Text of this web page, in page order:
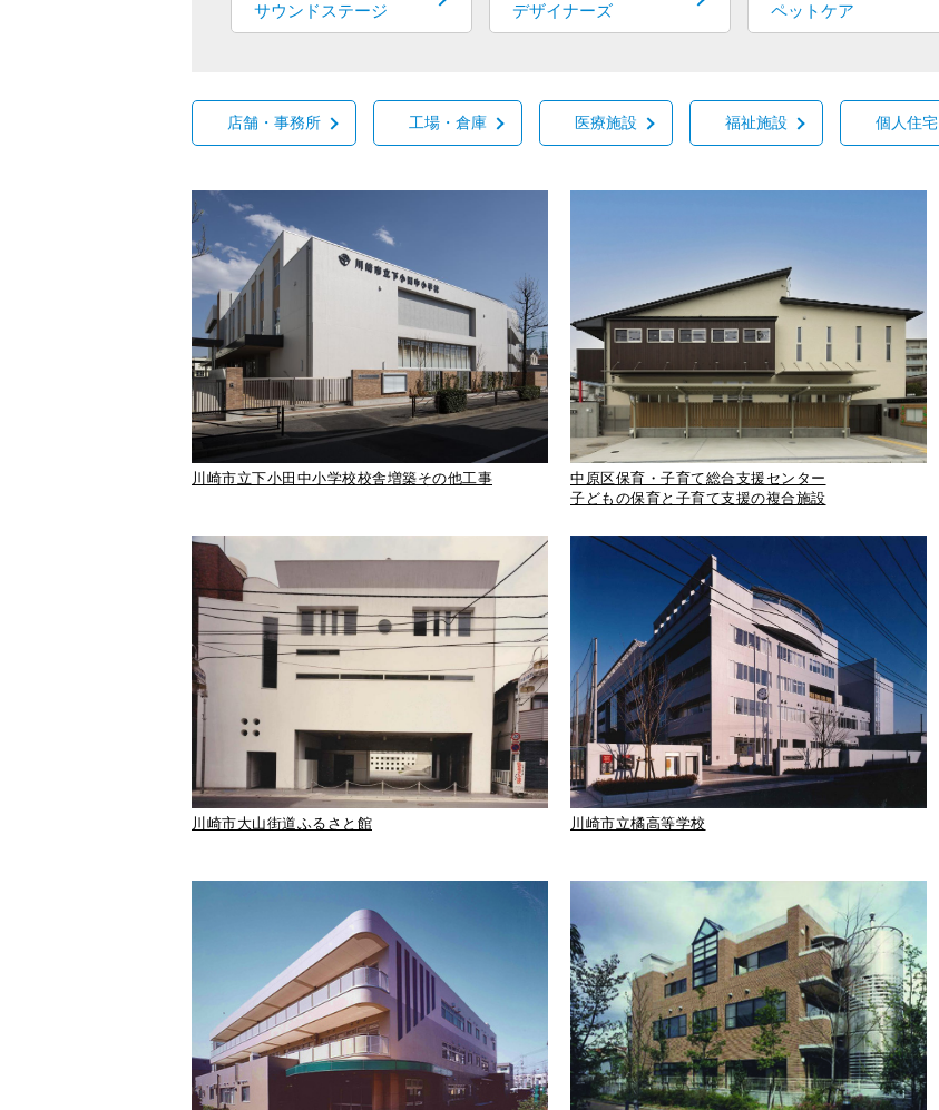
サウンドステージ デザイナーズ ペットケア
店舗・事務所 工場・倉庫 医療施設 福祉施設 個人住宅
川崎市立下小田中小学校校舎増築その他工事
中原区保育・子育て総合支援センター
子どもの保育と子育て支援の複合施設
川崎市大山街道ふるさと館 川崎市立橘高等学校